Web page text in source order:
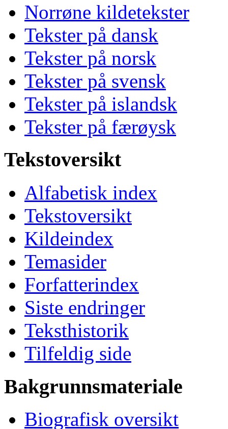
Norrøne kildetekster
Tekster på dansk
Tekster på norsk
Tekster på svensk
Tekster på islandsk
Tekster på færøysk
Tekstoversikt
Alfabetisk index
Tekstoversikt
Kildeindex
Temasider
Forfatterindex
Siste endringer
Teksthistorik
Tilfeldig side
Bakgrunnsmateriale
Biografisk oversikt